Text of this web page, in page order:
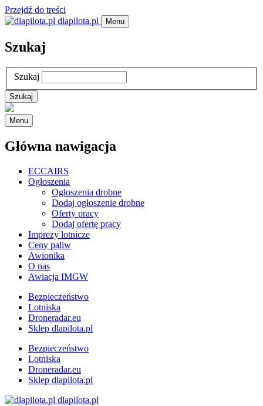
Przejdź do treści
dlapilota.pl
Menu
Szukaj
Szukaj
Menu
Główna nawigacja
ECCAIRS
Ogłoszenia
Ogłoszenia drobne
Dodaj ogłoszenie drobne
Oferty pracy
Dodaj ofertę pracy
Imprezy lotnicze
Ceny paliw
Awionika
O nas
Awiacja IMGW
Bezpieczeństwo
Lotniska
Droneradar.eu
Sklep dlapilota.pl
Bezpieczeństwo
Lotniska
Droneradar.eu
Sklep dlapilota.pl
dlapilota.pl